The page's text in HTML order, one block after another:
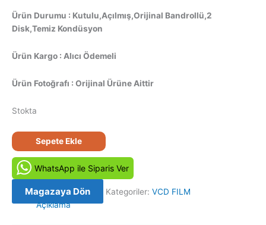
Ürün Durumu : Kutulu,Açılmış,Orijinal Bandrollü,2
Disk,Temiz Kondüsyon
Ürün Kargo : Alıcı Ödemeli
Ürün Fotoğrafı : Orijinal Ürüne Aittir
Stokta
Kan
ve
Çikolata
-
Blood
and
Sepete Ekle
WhatsApp ile Siparis Ver
Magazaya Dön Kategoriler: VCD FILM
Açıklama